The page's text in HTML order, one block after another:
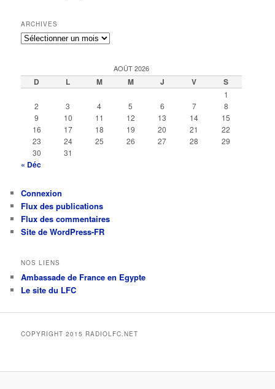
ARCHIVES
Archives
AOÛT 2026
D L M M J V S
1
2
3 4 5 6 7
8
9
10 11 12 13 14
15
16
17 18 19 20 21
22
23
24 25 26 27 28
29
30
31
« Déc
Connexion
Flux des publications
Flux des commentaires
Site de WordPress-FR
NOS LIENS
Ambassade de France en Egypte
Le site du LFC
COPYRIGHT 2015 RADIOLFC.NET